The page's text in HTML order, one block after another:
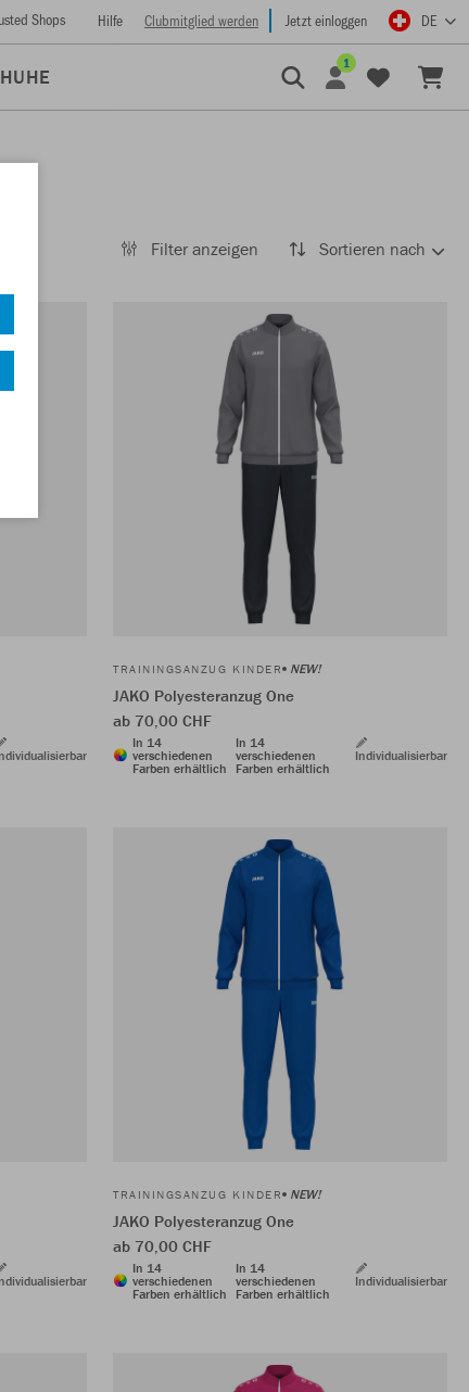
Shops Hilfe Clubmitglied werden Jetzt einloggen DE
1
Filter anzeigen Sortieren nach
TRAININGSANZUG KINDER NEW!
JAKO Polyesteranzug One
ab 70,00 CHF
In 14
verschiedenen
Farben erhältlich
In 14
verschiedenen
Farben erhältlich
Individualisierbar
TRAININGSANZUG KINDER NEW!
JAKO Polyesteranzug One
ab 70,00 CHF
In 14
verschiedenen
Farben erhältlich
In 14
verschiedenen
Farben erhältlich
Individualisierbar